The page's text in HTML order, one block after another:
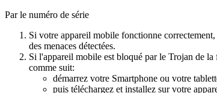
Par le numéro de série
Si votre appareil mobile fonctionne
des menaces détectées.
Si l'appareil mobile est bloqué par le Trojan de
comme suit:
démarrez votre Smartphone ou votre
puis téléchargez et installez sur votre